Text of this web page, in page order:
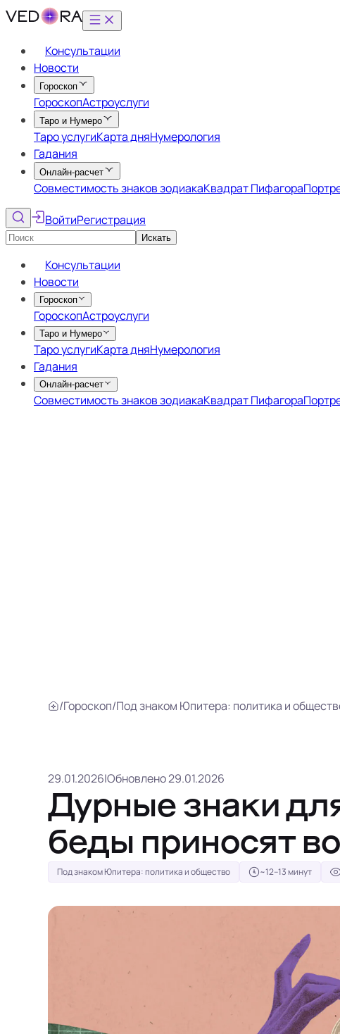
/Гороскоп/Под знаком Юпитера: политика и
29.01.2026|Обновлено 29.01.2026
Дурные знаки
беды приносят
Под знаком Юпитера: политика и общество ~12–13 минут